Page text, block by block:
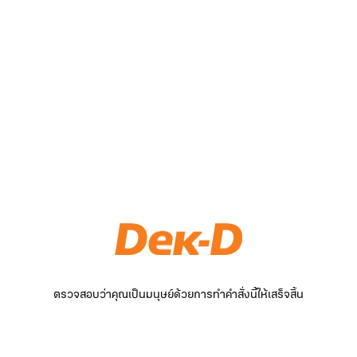
ตรวจสอบว่าคุณเป็นมนุษย์ด้วยการทำคำสั่งนี้ให้เสร็จสิ้น